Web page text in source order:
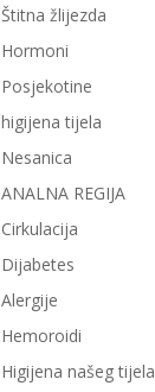
Štitna žlijezda
Hormoni
Posjekotine
higijena tijela
Nesanica
ANALNA REGIJA
Cirkulacija
Dijabetes
Alergije
Hemoroidi
Higijena našeg tijela